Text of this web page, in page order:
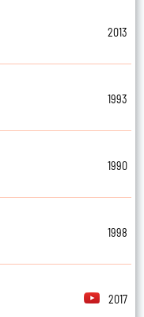
2013
1993
1990
1998
2017